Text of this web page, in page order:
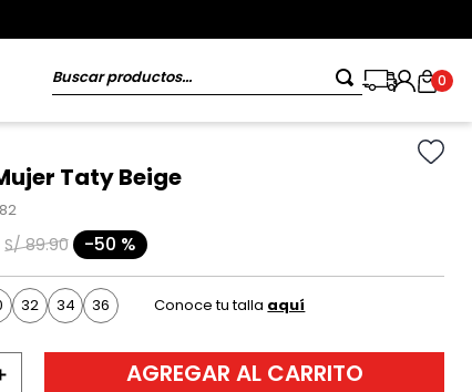
Buscar productos... 0
Taty Beige
S/ 89.90 -50 %
32 34 36 Conoce tu talla aquí
AGREGAR AL CARRITO